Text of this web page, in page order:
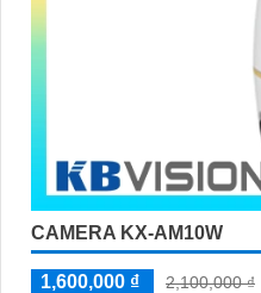
CAMERA KX-AM10W
1,600,000 ₫
2,100,000 ₫